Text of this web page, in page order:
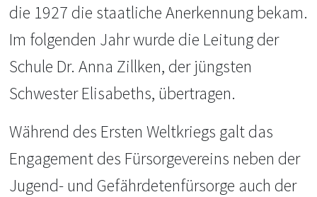
die 1927 die staatliche Anerkennung bekam.
Im folgenden Jahr wurde die Leitung der
Schule Dr. Anna Zillken, der jüngsten
Schwester Elisabeths, übertragen.
Während des Ersten Weltkriegs galt das
Engagement des Fürsorgevereins neben der
Jugend- und Gefährdetenfürsorge auch der